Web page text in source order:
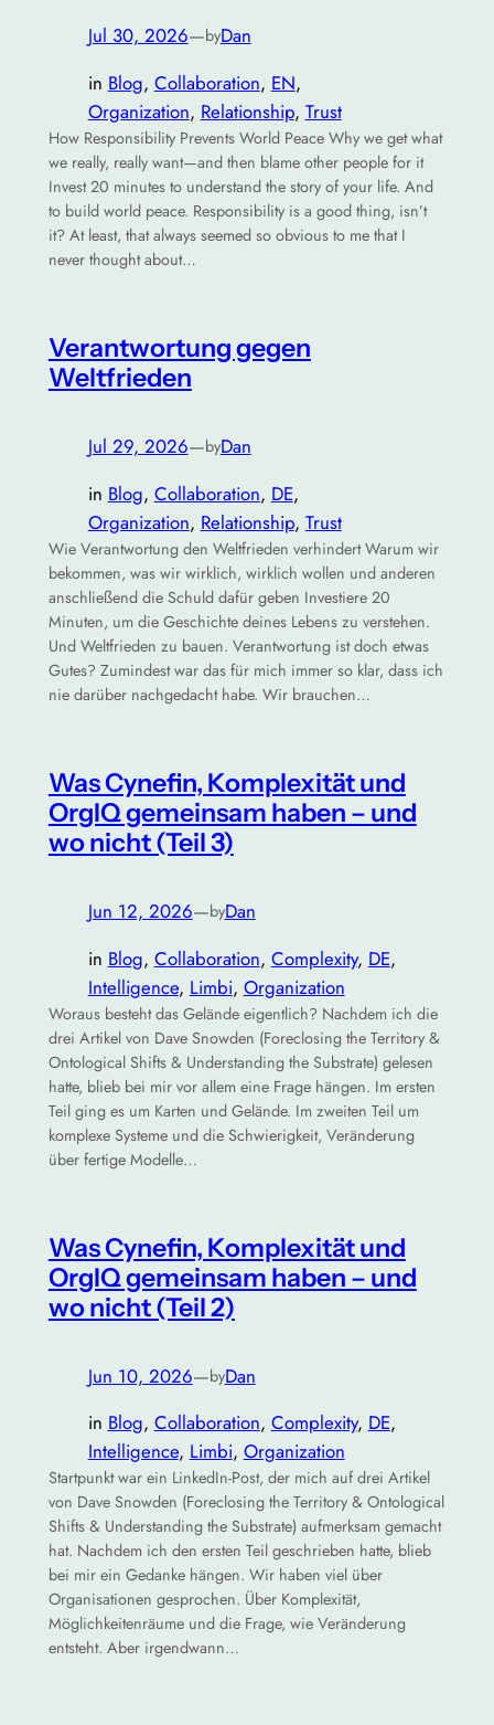
Jul 30, 2026—byDan
in Blog, Collaboration, EN
Organization, Relationship, Trust
How Responsibility Prevents World Peace Why we get what
we really, really want—and then blame other people for it
Invest 20 minutes to understand the story of your life. And
to build world peace. Responsibility is a good thing, isn’t
it? At least, that always seemed so obvious to me that I
never thought about…
Verantwortung gegen
Weltfrieden
Jul 29, 2026—byDan
in Blog, Collaboration, DE
Organization, Relationship, Trust
Wie Verantwortung den Weltfrieden verhindert Warum wir
bekommen, was wir wirklich, wirklich wollen und anderen
anschließend die Schuld dafür geben Investiere 20
Minuten, um die Geschichte deines Lebens zu verstehen.
Und Weltfrieden zu bauen. Verantwortung ist doch etwas
Gutes? Zumindest war das für mich immer so klar, dass ich
nie darüber nachgedacht habe. Wir brauchen…
Was Cynefin, Komplexität und
OrgIQ gemeinsam haben – und
wo nicht (Teil 3)
Jun 12, 2026—byDan
in Blog, Collaboration, Complexity, DE
Intelligence, Limbi, Organization
Woraus besteht das Gelände eigentlich? Nachdem ich die
drei Artikel von Dave Snowden (Foreclosing the Territory &
Ontological Shifts & Understanding the Substrate) gelesen
hatte, blieb bei mir vor allem eine Frage hängen. Im ersten
Teil ging es um Karten und Gelände. Im zweiten Teil um
komplexe Systeme und die Schwierigkeit, Veränderung
über fertige Modelle…
Was Cynefin, Komplexität und
OrgIQ gemeinsam haben – und
wo nicht (Teil 2)
Jun 10, 2026—byDan
in Blog, Collaboration, Complexity, DE
Intelligence, Limbi, Organization
Startpunkt war ein LinkedIn-Post, der mich auf drei Artikel
von Dave Snowden (Foreclosing the Territory & Ontological
Shifts & Understanding the Substrate) aufmerksam gemacht
hat. Nachdem ich den ersten Teil geschrieben hatte, blieb
bei mir ein Gedanke hängen. Wir haben viel über
Organisationen gesprochen. Über Komplexität,
Möglichkeitenräume und die Frage, wie Veränderung
entsteht. Aber irgendwann…